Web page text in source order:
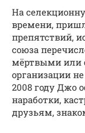
На
времени,
препятствий,
союза
мёртвыми или
организации
2008 году Джо
наработки,
друзьям,